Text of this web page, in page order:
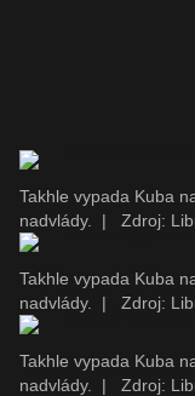
Takhle vypada Kuba
nadvlády.
| Zdroj:
Takhle vypada Kuba
nadvlády.
| Zdroj:
Takhle vypada Kuba
nadvlády.
| Zdroj: